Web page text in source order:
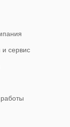
и сервис